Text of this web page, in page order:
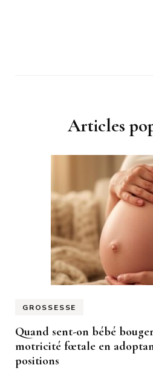
Articles
GROSSESSE
Quand sent-on bébé
motricité fœtale en
positions